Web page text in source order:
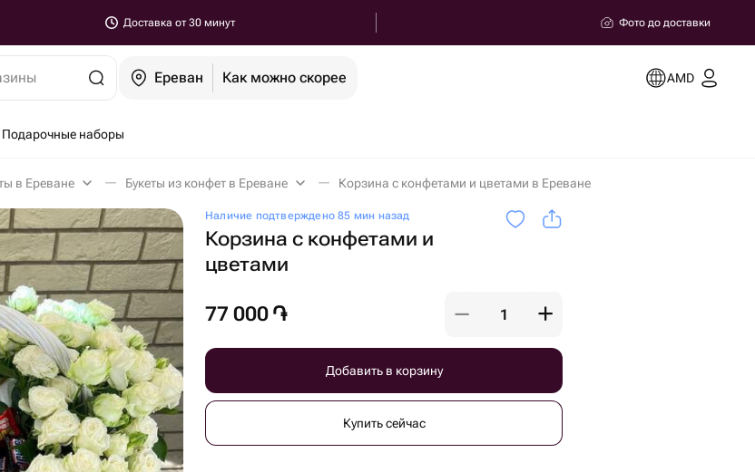
Доставка от 30 минут Фото до доставки
Ереван Как можно скорее AMD
Подарочные наборы
в Ереване Букеты из конфет в Ереване Корзина с конфетами и цветами в Ереване
Наличие подтверждено 85 мин назад
Корзина с конфетами и
цветами
77 000 ֏
Добавить в корзину
Купить сейчас